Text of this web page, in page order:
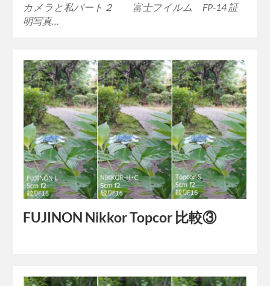
カメラと私パート２ 富士フイルム FP-14 証
明写真…
FUJINON Nikkor Topcor 比較③